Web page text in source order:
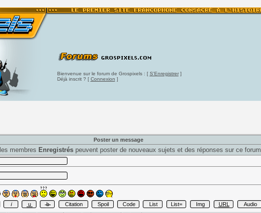
Bienvenue sur le forum de Grospixels : [ S'Enregistrer]
Déjà inscrit ? [ Connexion ]
Poster un message
membres Enregistréspeuvent poster de nouveaux sujets et des réponses sur ce forum